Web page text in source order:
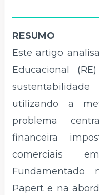
RESUMO
Este artigo
Educacional
utilizando a
problema
financeira
comerciais
Fundamentado
Papert e na